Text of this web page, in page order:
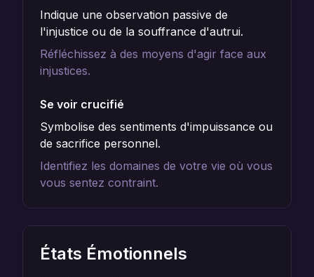
Indique une observation passive de
l'injustice ou de la souffrance d'autrui.
Réfléchissez à des moyens d'agir face aux
injustices.
Se voir crucifié
Symbolise des sentiments d'impuissance ou
de sacrifice personnel.
Identifiez les domaines de votre vie où vous
vous sentez contraint.
États Émotionnels